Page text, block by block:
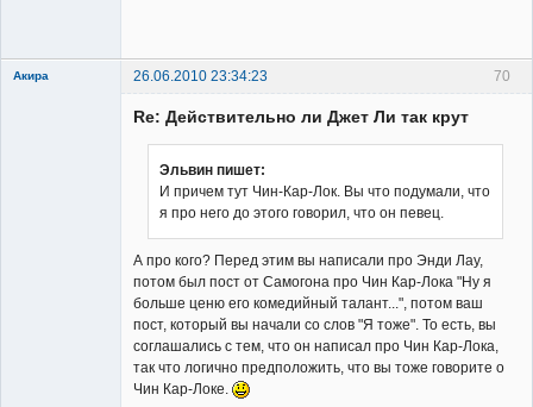
70
Акира 26.06.2010 23:34:23
Re: Действительно ли Джет Ли так крут
Эльвин пишет:
И причем тут Чин-Кар-Лок. Вы что подумали, что
я про него до этого говорил, что он певец.
А про кого? Перед этим вы написали про Энди Лау,
потом был пост от Самогона про Чин Кар-Лока "Ну я
больше ценю его комедийный талант...", потом ваш
пост, который вы начали со слов "Я тоже". То есть, вы
соглашались с тем, что он написал про Чин Кар-Лока,
так что логично предположить, что вы тоже говорите о
Чин Кар-Локе.